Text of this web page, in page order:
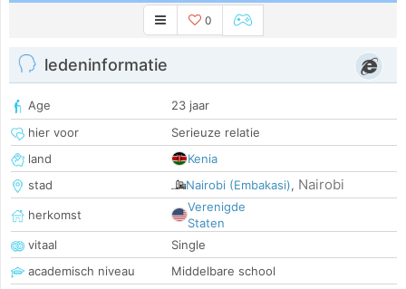
0
ledeninformatie
Age
23 jaar
hier voor
Serieuze relatie
land
Kenia
stad
Nairobi (Embakasi), Nairobi
herkomst
Verenigde
Staten
vitaal
Single
academisch niveau
Middelbare school